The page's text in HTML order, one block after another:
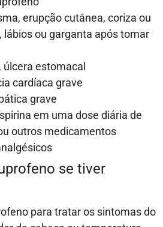
erupção cutânea, coriza ou
lábios ou garganta após tomar
úlcera estomacal
cardíaca grave
grave
em uma dose diária de
outros medicamentos
se tiver
para tratar os sintomas do